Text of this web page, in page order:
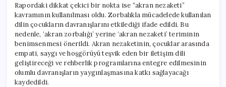
Rapordaki dikkat çekici bir nokta ise “akran nezaketi”
kavramının kullanılması oldu. Zorbalıkla mücadelede kullanılan
dilin çocukların davranışlarını etkilediği ifade edildi. Bu
nedenle, ‘akran zorbalığı’ yerine ‘akran nezaketi’ teriminin
benimsenmesi önerildi. Akran nezaketinin, çocuklar arasında
empati, saygı ve hoşgörüyü teşvik eden bir iletişim dili
geliştireceği ve rehberlik programlarına entegre edilmesinin
olumlu davranışların yaygınlaşmasına katkı sağlayacağı
kaydedildi.